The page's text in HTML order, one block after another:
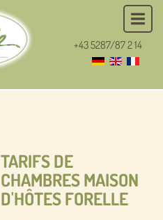
+43 5287/87 2 14
TARIFS DE
CHAMBRES MAISON
D'HÔTES FORELLE